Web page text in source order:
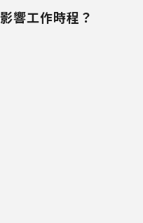
響工作時程？